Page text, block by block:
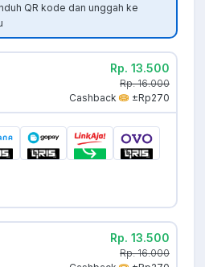
QR kode dan unggah ke
Rp. 13.500
Rp. 16.000
Cashback
±Rp270
Rp. 13.500
Rp. 16.000